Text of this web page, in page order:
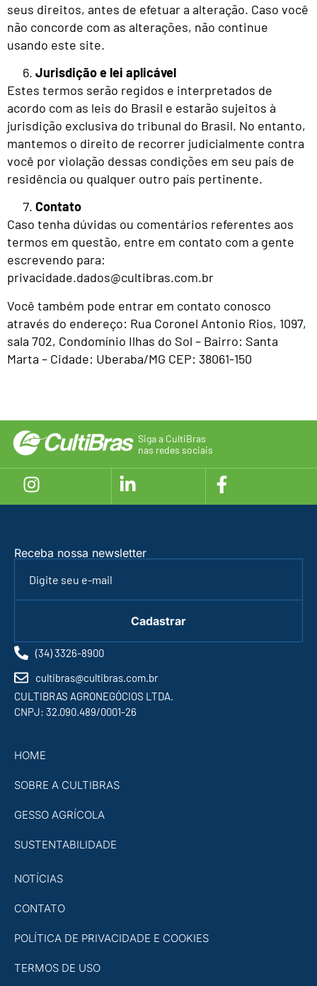
seus direitos, antes de efetuar a alteração. Caso você
não concorde com as alterações, não continue
usando este site.
Jurisdição e lei aplicável
Estes termos serão regidos e interpretados de
acordo com as leis do Brasil e estarão sujeitos à
jurisdição exclusiva do tribunal do Brasil. No entanto,
mantemos o direito de recorrer judicialmente contra
você por violação dessas condições em seu país de
residência ou qualquer outro país pertinente.
Contato
Caso tenha dúvidas ou comentários referentes aos
termos em questão, entre em contato com a gente
escrevendo para:
privacidade.dados@cultibras.com.br
Você também pode entrar em contato conosco
através do endereço: Rua Coronel Antonio Rios, 1097,
sala 702, Condomínio Ilhas do Sol – Bairro: Santa
Marta – Cidade: Uberaba/MG CEP: 38061-150
Siga a CultiBras
nas redes sociais
Receba nossa newsletter
Cadastrar
(34) 3326-8900
cultibras@cultibras.com.br
CULTIBRAS AGRONEGÓCIOS LTDA.
CNPJ: 32.090.489/0001-26
HOME
SOBRE A CULTIBRAS
GESSO AGRÍCOLA
SUSTENTABILIDADE
NOTÍCIAS
CONTATO
POLÍTICA DE PRIVACIDADE E COOKIES
TERMOS DE USO